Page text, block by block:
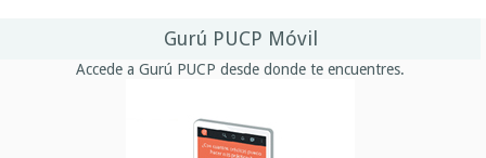
Gurú PUCP Móvil
Accede a Gurú PUCP desde donde te encuentres.